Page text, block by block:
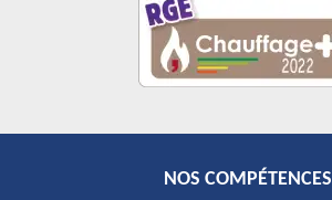
NOS COMPÉTENCES